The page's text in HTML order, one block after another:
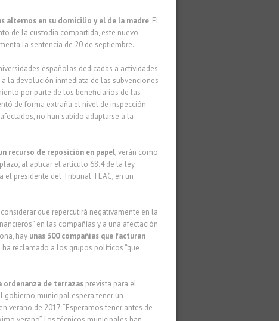
alternos en su domicilio y el de la madre. El
de la custodia compartida, este nuevo
la sentencia de 20 de septiembre.
españolas dedicadas a actividades
la devolución inmediata de las subvenciones
por parte de los beneficiarios de las
de forma extraña el nivel de inspección
no han sabido adaptarse a la
recurso de reposición en papel, verán como
al aplicar el artículo 68.4 de la ley
el presidente del Tribunal TEAC, en un
que repercutirá negativamente en la
en las compañías y a una afectación
hay unas 300 compañías que facturan
reclamado a los grupos políticos “que
ordenanza de terrazas prevista para el
gobierno municipal espera tener un
verano de 2017. “Esperamos tener antes de